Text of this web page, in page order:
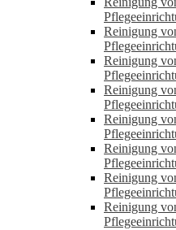
Reinigung
Reinigung
Reinigung
Reinigung
Reinigung
Reinigung
Reinigung